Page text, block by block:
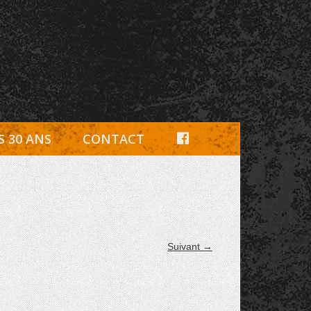
détachées Rambouillet
30 ANS CONTACT
F
A
C
E
B
O
O
Suivant →